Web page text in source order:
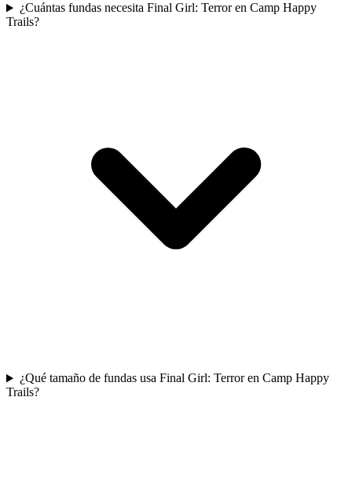
¿Cuántas fundas necesita Final Girl: Terror en Camp Happy
Trails?
¿Qué tamaño de fundas usa Final Girl: Terror en Camp Happy
Trails?